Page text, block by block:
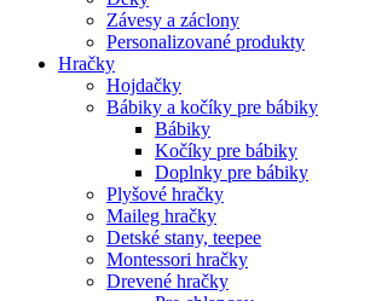
Závesy a záclony
Personalizované produkty
Hračky
Hojdačky
Bábiky a kočíky pre bábiky
Bábiky
Kočíky pre bábiky
Doplnky pre bábiky
Plyšové hračky
Maileg hračky
Detské stany, teepee
Montessori hračky
Drevené hračky